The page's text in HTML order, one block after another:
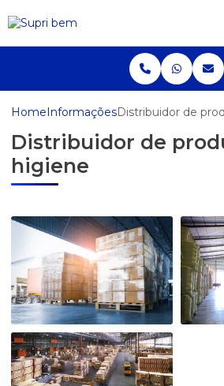
HomeInformaçõesDistribuidor de
Distribuidor de
higiene